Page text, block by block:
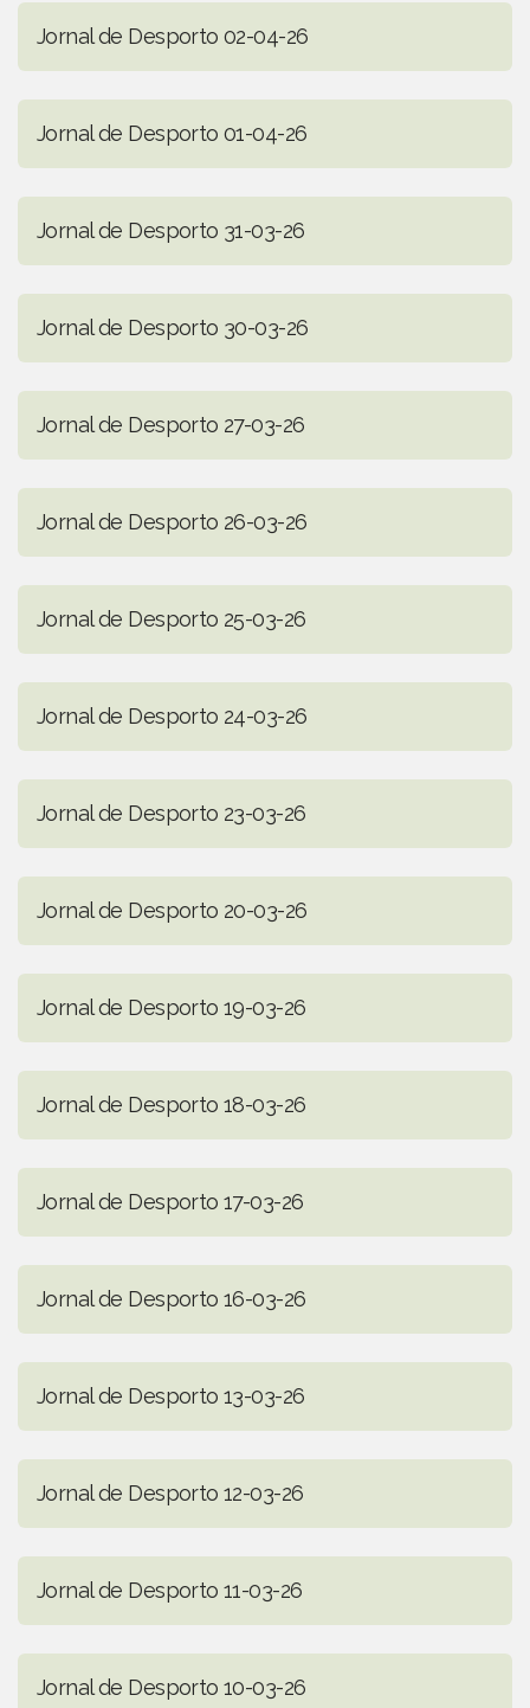
Jornal de Desporto 02-04-26
Jornal de Desporto 01-04-26
Jornal de Desporto 31-03-26
Jornal de Desporto 30-03-26
Jornal de Desporto 27-03-26
Jornal de Desporto 26-03-26
Jornal de Desporto 25-03-26
Jornal de Desporto 24-03-26
Jornal de Desporto 23-03-26
Jornal de Desporto 20-03-26
Jornal de Desporto 19-03-26
Jornal de Desporto 18-03-26
Jornal de Desporto 17-03-26
Jornal de Desporto 16-03-26
Jornal de Desporto 13-03-26
Jornal de Desporto 12-03-26
Jornal de Desporto 11-03-26
Jornal de Desporto 10-03-26